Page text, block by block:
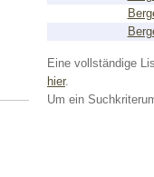
Eine vollständige
hier.
Um ein